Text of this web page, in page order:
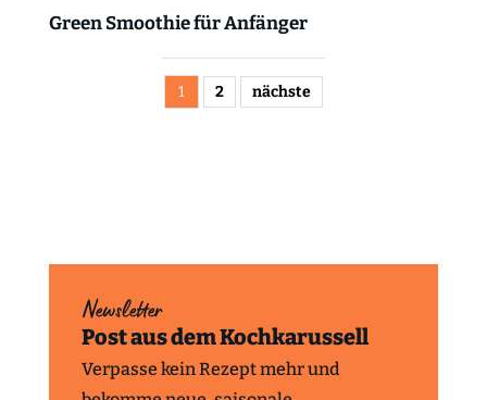
Green Smoothie für Anfänger
1 2 nächste
Newsletter
Post aus dem Kochkarussell
Verpasse kein Rezept mehr und